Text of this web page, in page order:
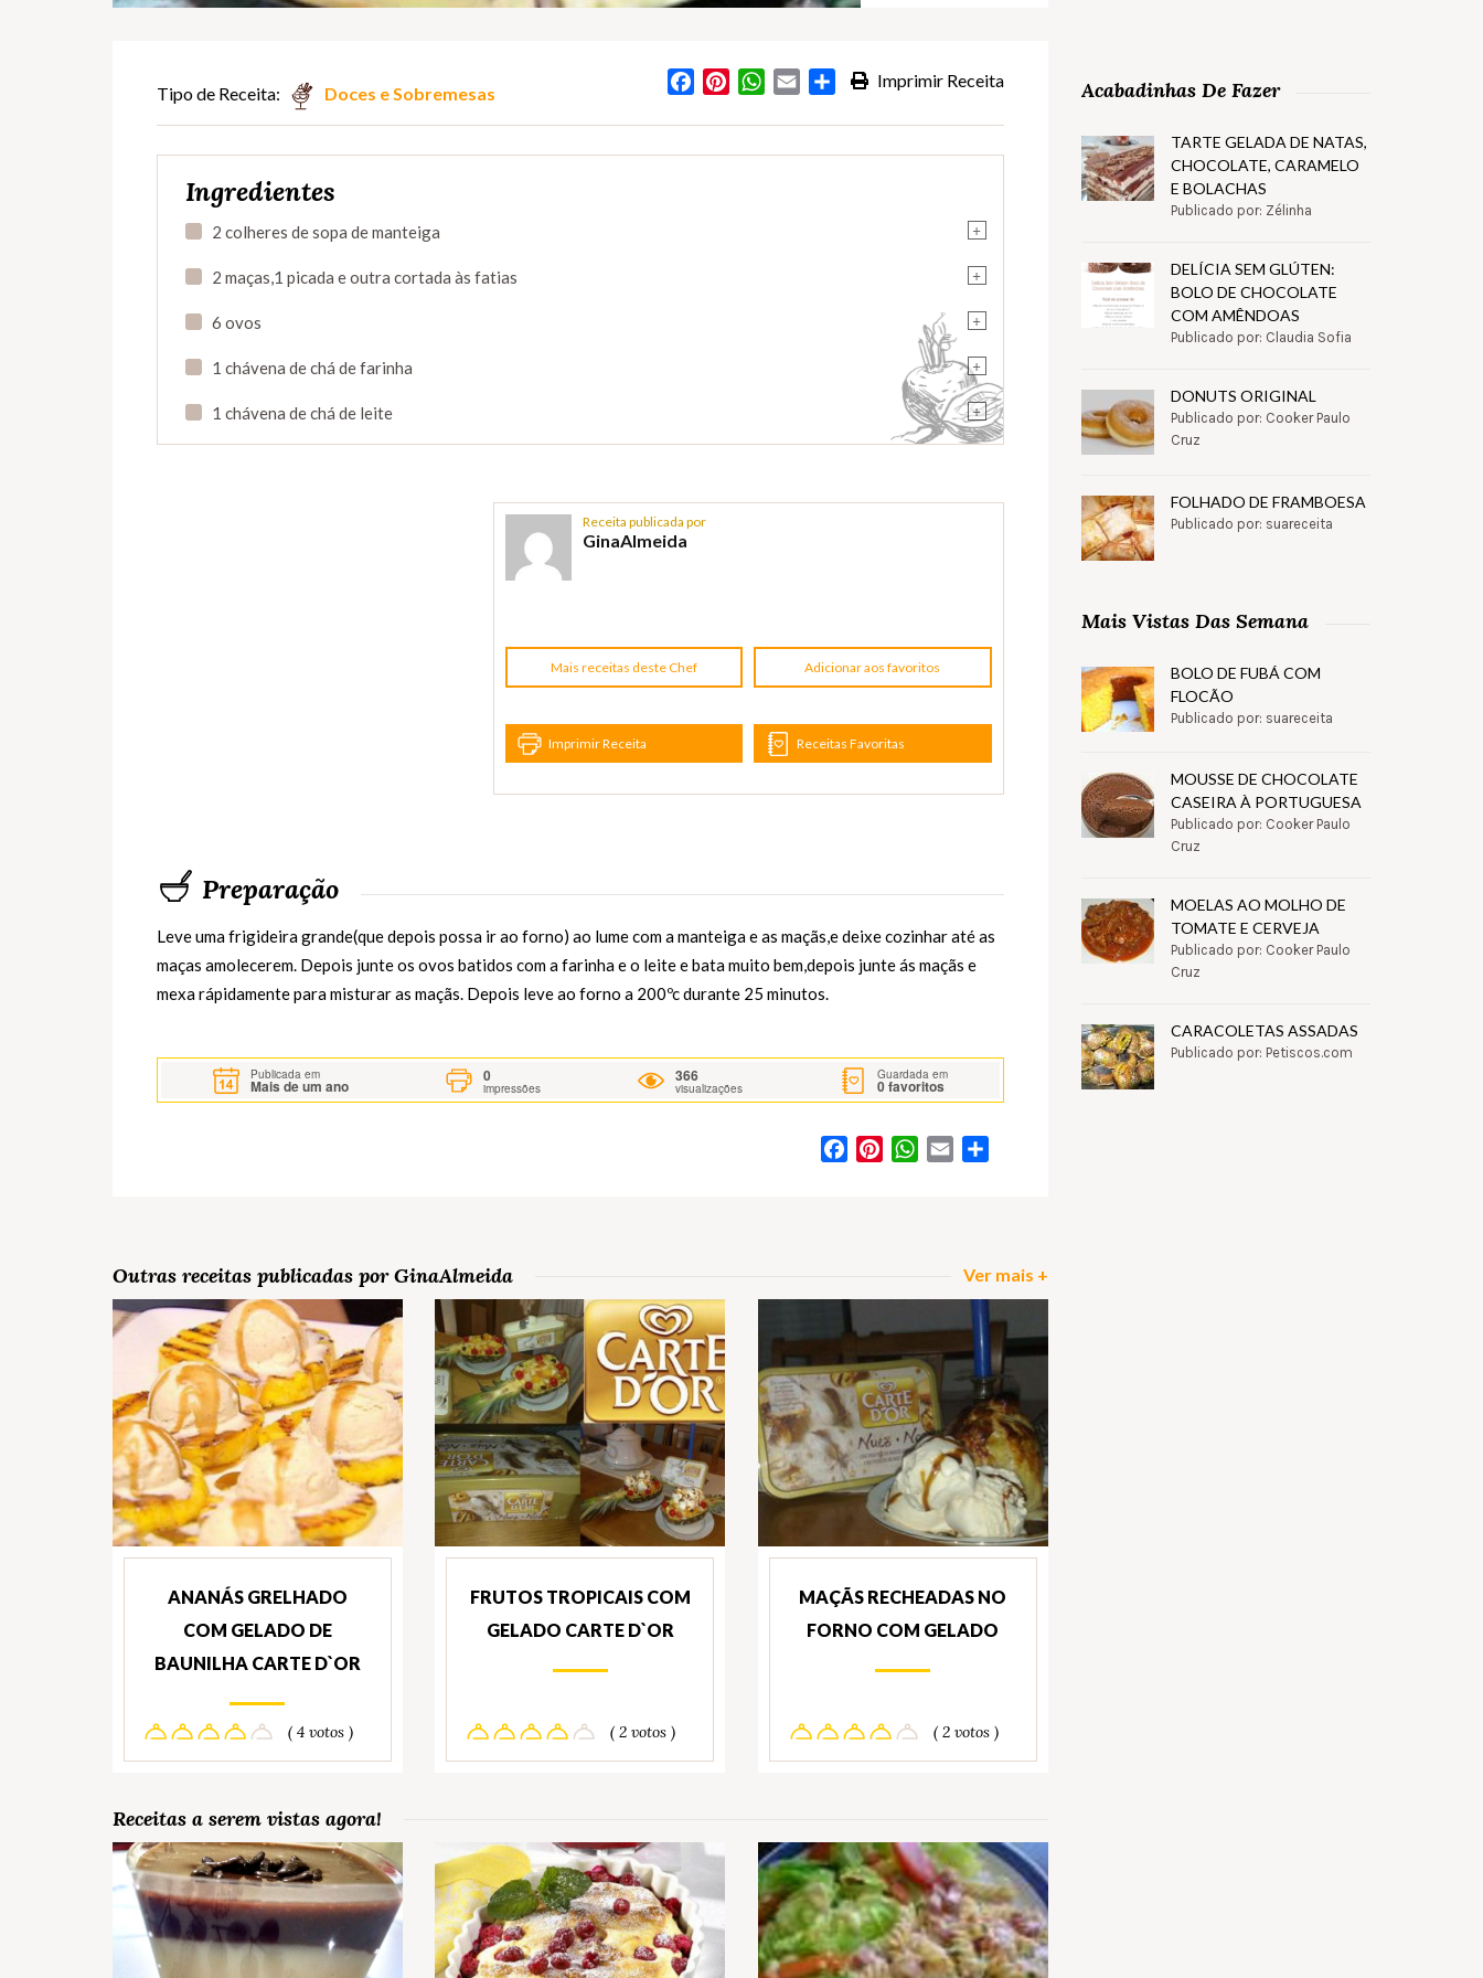
Imprimir Receita
FacebookPinterestWhatsApp
Email Partilhar
Tipo de Receita: Doces e Sobremesas
Ingredientes
+
2 colheres de sopa de manteiga
+
2 maças,1 picada e outra cortada às fatias
+
6 ovos
+
1 chávena de chá de farinha
+
1 chávena de chá de leite
Receita publicada por
GinaAlmeida
Mais receitas deste Chef Adicionar aos favoritos
Imprimir Receita Receitas Favoritas
Preparação
Leve uma frigideira grande(que depois possa ir ao forno) ao lume com a manteiga e as maçãs,e deixe cozinhar até as
maças amolecerem. Depois junte os ovos batidos com a farinha e o leite e bata muito bem,depois junte ás maçãs e
mexa rápidamente para misturar as maçãs. Depois leve ao forno a 200ºc durante 25 minutos.
Publicada em
Mais de um ano
0
impressões
366
visualizações
Guardada em
0favoritos
FacebookPinterestWhatsApp
Email
Outras receitas publicadas por GinaAlmeida Ver mais +
ANANÁS GRELHADO
COM GELADO DE
BAUNILHA CARTE D`OR
( 4 votos )
FRUTOS TROPICAIS COM
GELADO CARTE D`OR
( 2 votos )
MAÇÃS RECHEADAS NO
FORNO COM GELADO
( 2 votos )
Receitas a serem vistas agora!
Acabadinhas De Fazer
TARTE GELADA DE NATAS,
CHOCOLATE, CARAMELO
E BOLACHAS
Publicado por: Zélinha
DELÍCIA SEM GLÚTEN:
BOLO DE CHOCOLATE
COM AMÊNDOAS
Publicado por: Claudia Sofia
DONUTS ORIGINAL
Publicado por: Cooker Paulo
Cruz
FOLHADO DE FRAMBOESA
Publicado por: suareceita
Mais Vistas Das Semana
BOLO DE FUBÁ COM
FLOCÃO
Publicado por: suareceita
MOUSSE DE CHOCOLATE
CASEIRA À PORTUGUESA
Publicado por: Cooker Paulo
Cruz
MOELAS AO MOLHO DE
TOMATE E CERVEJA
Publicado por: Cooker Paulo
Cruz
CARACOLETAS ASSADAS
Publicado por: Petiscos.com